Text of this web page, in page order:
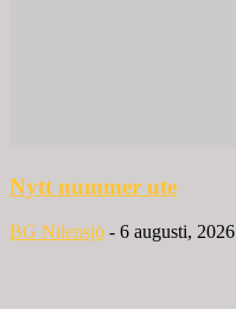
Nytt nummer ute
BG Nilensjö - 6 augusti, 2026